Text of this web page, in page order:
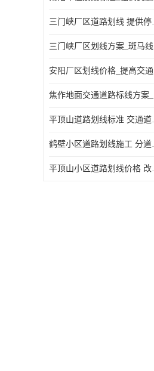
三门
三门峡厂区划线方案_斑马线
平顶山
鹤壁小
平顶